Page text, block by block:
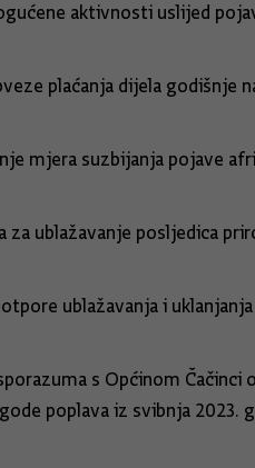
aktivnosti uslijed
plaćanja dijela godišnje
mjera suzbijanja pojave
ublažavanje posljedica
ublažavanja i
s Općinom
poplava iz svibnja 2023.